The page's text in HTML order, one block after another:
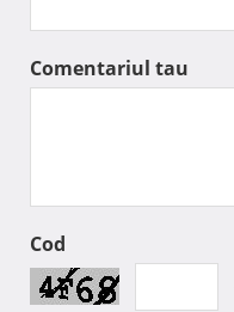
Comentariul tau
Cod